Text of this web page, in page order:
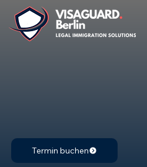
Termin buchen